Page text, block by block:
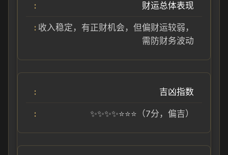
财运总体表现
收入稳定，有正财机会，但偏财运较弱，
需防财务波动
吉凶指数
✨✨✨✨⭐⭐⭐（7分，偏吉）